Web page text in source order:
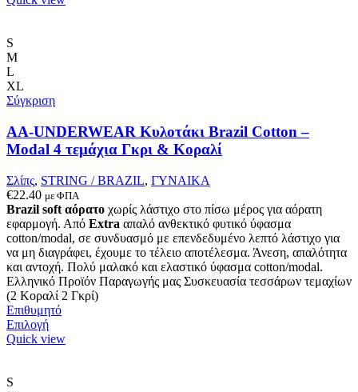
μπορούν
επιλεγούν
στη
σελίδα
προϊόντος
S
M
L
XL
Σύγκριση
AA-UNDERWEAR Κυλοτάκι Brazil Cotton –
Modal 4 τεμάχια Γκρι & Κοραλί
Σλίπς, STRING / BRAZIL, ΓΥΝΑΙΚΑ
€22.40 με ΦΠΑ
Brazil soft αόρατο χωρίς λάστιχο στο πίσω μέρος για αόρατη
εφαρμογή. Από Extra απαλό ανθεκτικό φυτικό ύφασμα
cotton/modal, σε συνδυασμό με επενδεδυμένο λεπτό λάστιχο για
να μη διαγράφει, έχουμε το τέλειο αποτέλεσμα. Άνεση, απαλότητα
και αντοχή. Πολύ μαλακό και ελαστικό ύφασμα cotton/modal.
Ελληνικό Προϊόν Παραγωγής μας Συσκευασία τεσσάρων τεμαχίων
(2 Κοραλί 2 Γκρί)
Επιθυμητό
ΕπιλογήΑυτό
το
Quick view
S